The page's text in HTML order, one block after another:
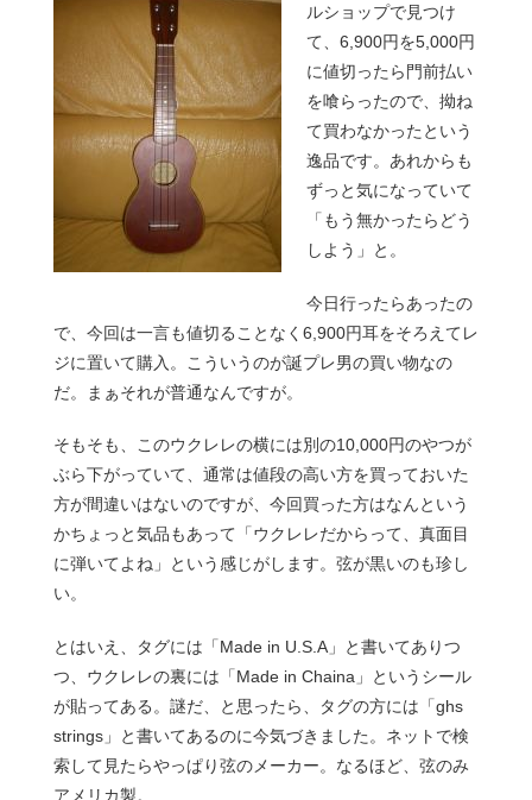
ルショップで見つけ
て、6,900円を5,000円
に値切ったら門前払い
を喰らったので、拗ね
て買わなかったという
逸品です。あれからも
ずっと気になっていて
「もう無かったらどう
しよう」と。
今日行ったらあったの
で、今回は一言も値切ることなく6,900円耳をそろえてレ
ジに置いて購入。こういうのが誕プレ男の買い物なの
だ。まぁそれが普通なんですが。
そもそも、このウクレレの横には別の10,000円のやつが
ぶら下がっていて、通常は値段の高い方を買っておいた
方が間違いはないのですが、今回買った方はなんという
かちょっと気品もあって「ウクレレだからって、真面目
に弾いてよね」という感じがします。弦が黒いのも珍し
い。
とはいえ、タグには「Made in U.S.A」と書いてありつ
つ、ウクレレの裏には「Made in Chaina」というシール
が貼ってある。謎だ、と思ったら、タグの方には「ghs
strings」と書いてあるのに今気づきました。ネットで検
索して見たらやっぱり弦のメーカー。なるほど、弦のみ
アメリカ製。